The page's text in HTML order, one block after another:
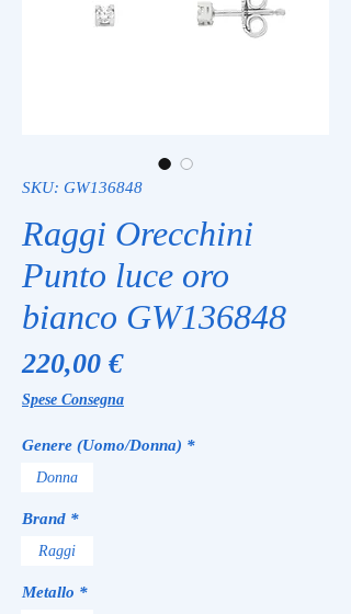
SKU: GW136848
Raggi Orecchini
Punto luce oro
bianco GW136848
220,00 €Prezzo
Spese Consegna
Genere (Uomo/Donna) *
Donna
Brand *
Raggi
Metallo *